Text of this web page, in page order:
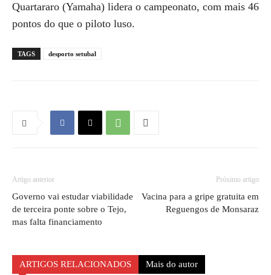
Quartararo (Yamaha) lidera o campeonato, com mais 46
pontos do que o piloto luso.
TAGS desporto setubal
Artigo anterior
Governo vai estudar viabilidade
de terceira ponte sobre o Tejo,
mas falta financiamento
Próximo artigo
Vacina para a gripe gratuita em
Reguengos de Monsaraz
ARTIGOS RELACIONADOS Mais do autor